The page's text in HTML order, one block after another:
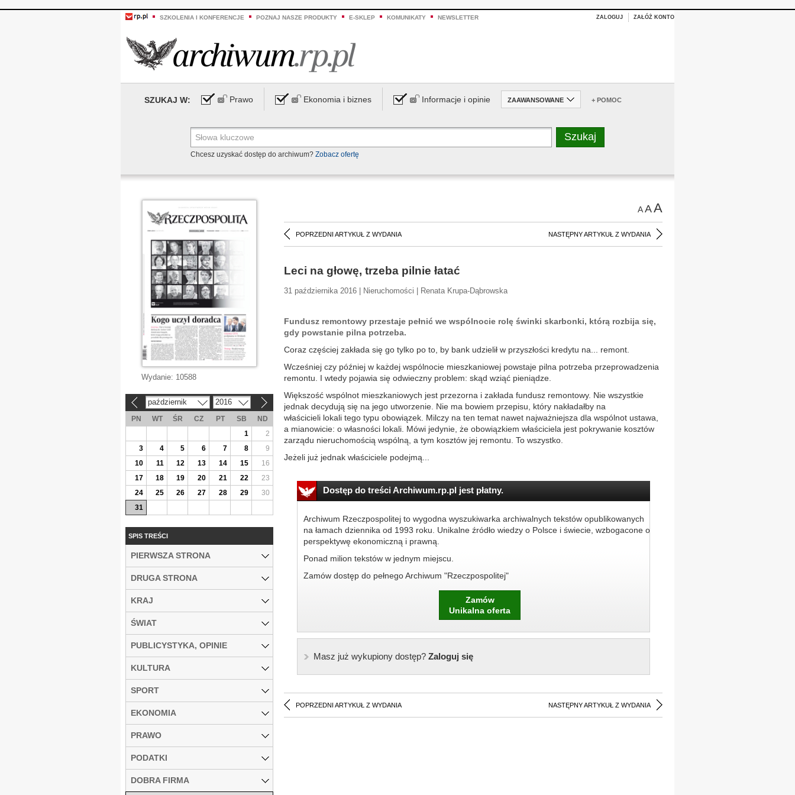
SZKOLENIA I KONFERENCJE POZNAJ NASZE PRODUKTY E-SKLEP KOMUNIKATY NEWSLETTER ZALOGUJ ZAŁÓŻ KONTO
SZUKAJ W: Prawo Ekonomia i biznes Informacje i opinie ZAAWANSOWANE + POMOC
Chcesz uzyskać dostęp do archiwum? Zobacz ofertę
AAA
POPRZEDNI ARTYKUŁ Z WYDANIA NASTĘPNY ARTYKUŁ Z WYDANIA
Leci na głowę, trzeba pilnie łatać
31 października 2016 | Nieruchomości | Renata Krupa-Dąbrowska
Fundusz remontowy przestaje pełnić we wspólnocie rolę świnki skarbonki, którą rozbija się,
gdy powstanie pilna potrzeba.
Coraz częściej zakłada się go tylko po to, by bank udzielił w przyszłości kredytu na... remont.
Wcześniej czy później w każdej wspólnocie mieszkaniowej powstaje pilna potrzeba przeprowadzenia
remontu. I wtedy pojawia się odwieczny problem: skąd wziąć pieniądze.
Większość wspólnot mieszkaniowych jest przezorna i zakłada fundusz remontowy. Nie wszystkie
jednak decydują się na jego utworzenie. Nie ma bowiem przepisu, który nakładałby na
właścicieli lokali tego typu obowiązek. Milczy na ten temat nawet najważniejsza dla wspólnot ustawa,
a mianowicie: o własności lokali. Mówi jedynie, że obowiązkiem właściciela jest pokrywanie kosztów
zarządu nieruchomością wspólną, a tym kosztów jej remontu. To wszystko.
Jeżeli już jednak właściciele podejmą...
Dostęp do treści Archiwum.rp.pl jest płatny.
Archiwum Rzeczpospolitej to wygodna wyszukiwarka archiwalnych tekstów opublikowanych
na łamach dziennika od 1993 roku. Unikalne źródło wiedzy o Polsce i świecie, wzbogacone o
perspektywę ekonomiczną i prawną.
Ponad milion tekstów w jednym miejscu.
Zamów dostęp do pełnego Archiwum "Rzeczpospolitej"
Zamów
Unikalna oferta
Masz już wykupiony dostęp?Zaloguj się
POPRZEDNI ARTYKUŁ Z WYDANIA NASTĘPNY ARTYKUŁ Z WYDANIA
Wydanie: 10588
październik 2016
PN WT ŚR CZ PT SB
ND
1
2
3
4 5 6 7 8
9
10
11 12 13 14 15
16
17
18 19 20 21 22
23
24
25 26 27 28 29
30
31
SPIS TREŚCI
PIERWSZA STRONA
DRUGA STRONA
KRAJ
ŚWIAT
PUBLICYSTYKA, OPINIE
KULTURA
SPORT
EKONOMIA
PRAWO
PODATKI
DOBRA FIRMA